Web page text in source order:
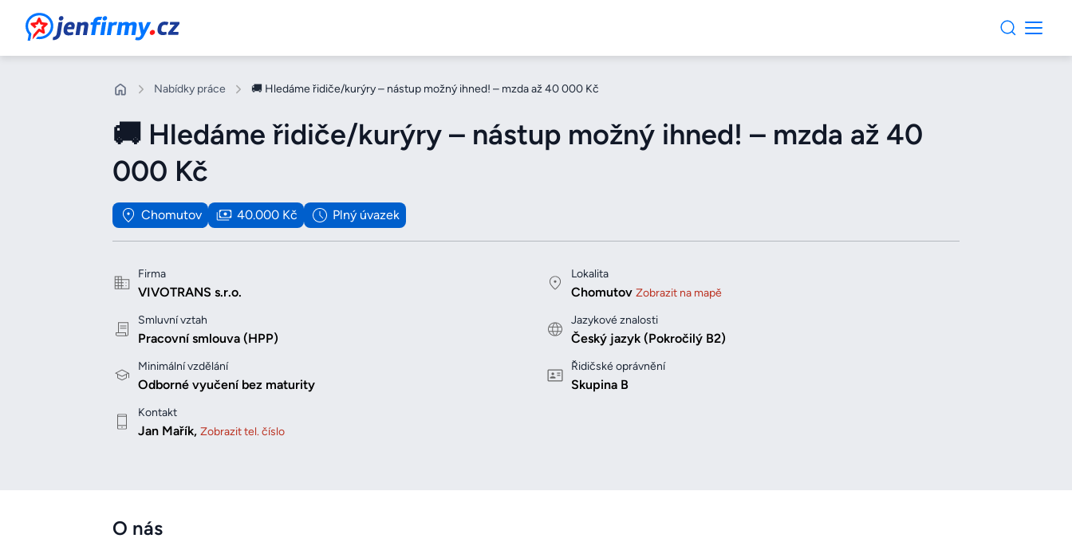
JenFirmy.cz
Nabídky práce 🚚 Hledáme řidiče/kurýry – nástup možný ihned! – mzda až 40 000 Kč
🚚 Hledáme řidiče/kurýry – nástup možný ihned! – mzda až 40
000 Kč
Chomutov 40.000 Kč Plný úvazek
Firma
VIVOTRANS s.r.o.
Lokalita
Chomutov Zobrazit na mapě
Smluvní vztah
Pracovní smlouva (HPP)
Jazykové znalosti
Český jazyk (Pokročilý B2)
Minimální vzdělání
Odborné vyučení bez maturity
Řidičské oprávnění
Skupina B
Kontakt
Jan Mařík, Zobrazit tel. číslo
O nás